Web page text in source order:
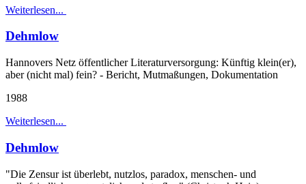
Weiterlesen...
Dehmlow
Hannovers Netz öffentlicher Literaturversorgung: Künftig klein(er),
aber (nicht mal) fein? - Bericht, Mutmaßungen, Dokumentation
1988
Weiterlesen...
Dehmlow
"Die Zensur ist überlebt, nutzlos, paradox, menschen- und